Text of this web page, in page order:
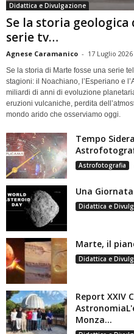
Didattica e Divulgazione
Se la storia
serie tv…
Agnese Caramanico - 17 Luglio 2026
Se la storia di Marte fosse una serie
stagioni: il Noachiano, l’Esperiano e
miliardi di anni di evoluzione
eruzioni vulcaniche, perdita
mondo arido che osserviamo oggi.
Tempo
Astrofotografia
Una
Didattica e
Marte, il
Didattica e
Report XXIV
Monza...